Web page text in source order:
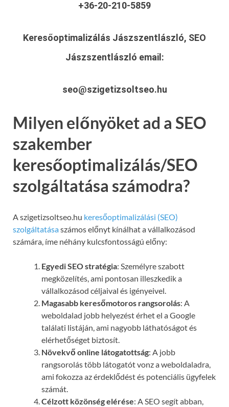
+36-20-210-5859
Keresőoptimalizálás Jászszentlászló, SEO
Jászszentlászló email:
seo@szigetizsoltseo.hu
Milyen előnyöket ad a SEO
szakember
keresőoptimalizálás/SEO
szolgáltatása számodra?
A szigetizsoltseo.hu keresőoptimalizálási (SEO)
szolgáltatásaszámos előnyt kínálhat a vállalkozásod
számára, íme néhány kulcsfontosságú előny:
Egyedi SEO stratégia: Személyre szabott
megközelítés, ami pontosan illeszkedik a
vállalkozásod céljaival és igényeivel.
Magasabb keresőmotoros rangsorolás: A
weboldalad jobb helyezést érhet el a Google
találati listáján, ami nagyobb láthatóságot és
elérhetőséget biztosít.
Növekvő online látogatottság: A jobb
rangsorolás több látogatót vonz a weboldaladra,
ami fokozza az érdeklődést és potenciális ügyfelek
számát.
Célzott közönség elérése: A SEO segít abban,